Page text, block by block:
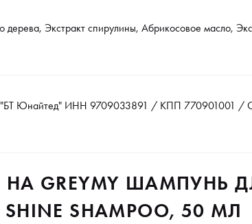
дерева, Экстракт спирулины, Абрикосовое масло,
Юнайтед" ИНН 9709033891 / КПП 770901001 /
GREYMY ШАМПУНЬ
SHINE SHAMPOO, 50 МЛ